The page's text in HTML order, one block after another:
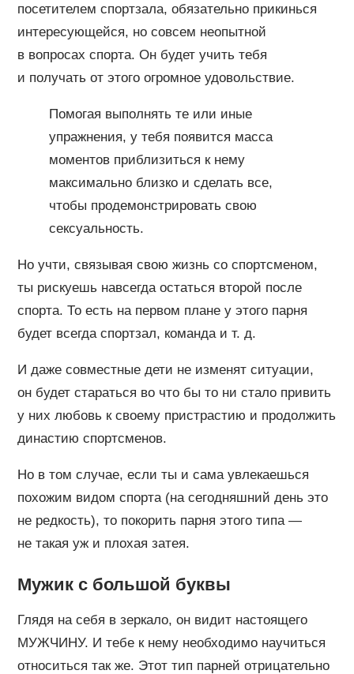
посетителем спортзала, обязательно прикинься
интересующейся, но совсем неопытной
в вопросах спорта. Он будет учить тебя
и получать от этого огромное удовольствие.
Помогая выполнять те или иные
упражнения, у тебя появится масса
моментов приблизиться к нему
максимально близко и сделать все,
чтобы продемонстрировать свою
сексуальность.
Но учти, связывая свою жизнь со спортсменом,
ты рискуешь навсегда остаться второй после
спорта. То есть на первом плане у этого парня
будет всегда спортзал, команда и т. д.
И даже совместные дети не изменят ситуации,
он будет стараться во что бы то ни стало привить
у них любовь к своему пристрастию и продолжить
династию спортсменов.
Но в том случае, если ты и сама увлекаешься
похожим видом спорта (на сегодняшний день это
не редкость), то покорить парня этого типа —
не такая уж и плохая затея.
Мужик с большой буквы
Глядя на себя в зеркало, он видит настоящего
МУЖЧИНУ. И тебе к нему необходимо научиться
относиться так же. Этот тип парней отрицательно